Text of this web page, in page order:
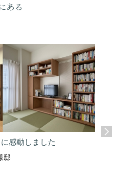
ある
感動しました
邸